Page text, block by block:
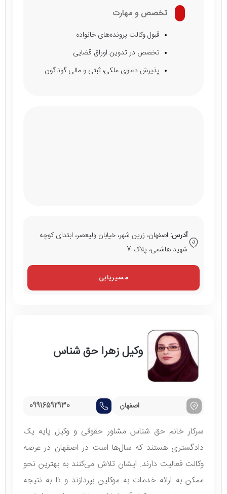
تخصص و مهارت
قبول وکالت پرونده‌های خانواده
تخصص در تدوین اوراق قضایی
پذیرش دعاوی ملکی، ثبتی و مالی گوناگون
آدرس: اصفهان، زرین شهر، خیابان ولیعصر، ابتدای کوچه
شهید هاشمی، پلاک 7
مسیریابی
وکیل زهرا حق شناس
اصفهان 09916592930
سرکار خانم حق شناس مشاور حقوقی و وکیل پایه یک
دادگستری هستند که سال‌ها است در اصفهان در عرصه
وکالت فعالیت دارند. ایشان تلاش می‌کنند به بهترین نحو
ممکن به ارائه خدمات به موکلین ‌بپردازند و تا به نتیجه